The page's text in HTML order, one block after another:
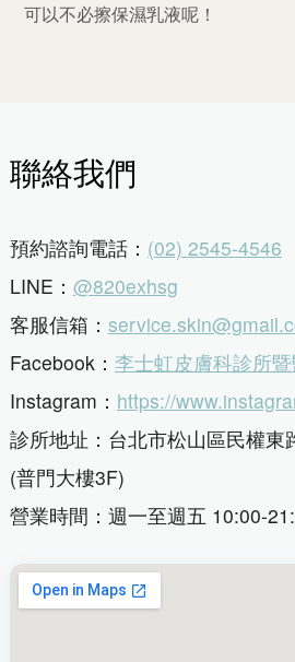
可以不必擦保濕乳液呢！
聯絡我們
預約諮詢電話： (02) 2545-4546
LINE： @820exhsg
客服信箱：
Facebook： 李士虹皮膚科診所
Instagram： https://
診所地址：台北市松山區民權東
(普門大樓3F)
營業時間：週一至週五 10:00-